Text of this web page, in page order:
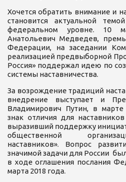
Хочется обратить внимание и
становится актуальной
федеральном уровне. 10
Анатольевич Медведев,
Федерации, на заседании
реализацией предвыборной
Россия» поддержал идею по
системы наставничества.
За возрождение традиций
внедрение выступает и
Владимирович Путин, в
знак отличия для
выразивший поддержку
общественной
наставников». Вопрос
значимой задачи для России
в ходе оглашения послания
марта 2018 года.